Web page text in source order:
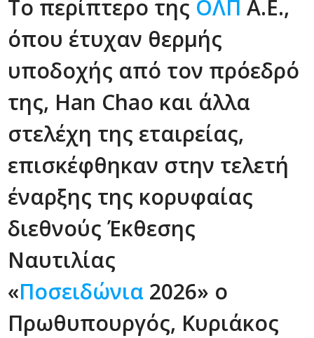
Το περίπτερο της ΟΛΠ Α.Ε.,
όπου έτυχαν θερμής
υποδοχής από τον πρόεδρό
της, Han Chao και άλλα
στελέχη της εταιρείας,
επισκέφθηκαν στην τελετή
έναρξης της κορυφαίας
διεθνούς Έκθεσης
Ναυτιλίας
«Ποσειδώνια 2026» ο
Πρωθυπουργός, Κυριάκος